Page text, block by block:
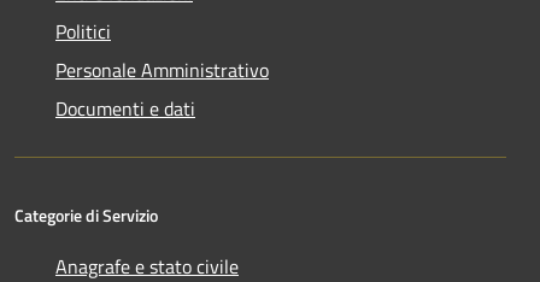
Politici
Personale Amministrativo
Documenti e dati
Categorie di Servizio
Anagrafe e stato civile